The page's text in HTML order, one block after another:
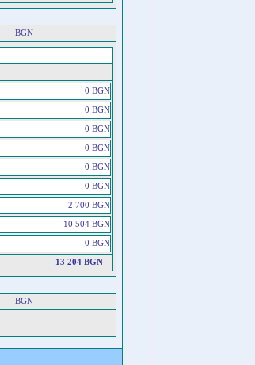
BGN
0 BGN
0 BGN
0 BGN
0 BGN
0 BGN
0 BGN
2 700 BGN
10 504 BGN
0 BGN
13 204 BGN
BGN